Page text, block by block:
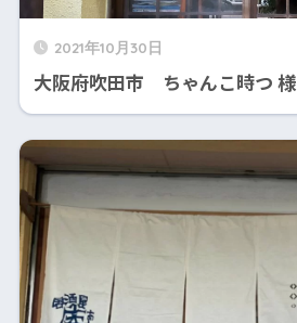
2021年10月30日
大阪府吹田市 ちゃんこ時つ 様